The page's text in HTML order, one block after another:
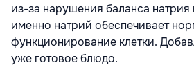
из-за нарушения баланса натрия
именно натрий обеспечивает
функционирование клетки.
уже готовое блюдо.